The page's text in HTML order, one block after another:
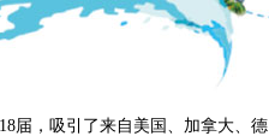
届，吸引了来自美国、加拿大、德